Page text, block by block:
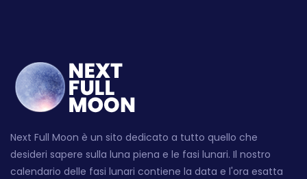
Next Full Moon è un sito dedicato a tutto quello che
desideri sapere sulla luna piena e le fasi lunari. Il nostro
calendario delle fasi lunari contiene la data e l'ora esatta